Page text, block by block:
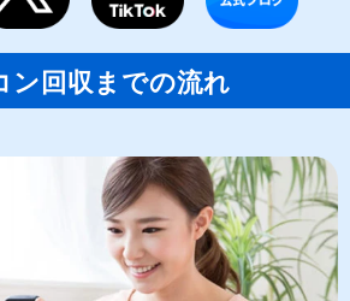
ン回収までの流れ